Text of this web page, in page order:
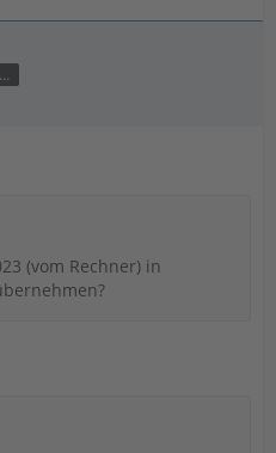
Unabh. Moderator Steuer
(vom Rechner) in